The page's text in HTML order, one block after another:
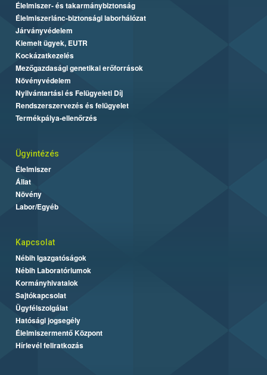
Élelmiszer- és takarmánybiztonság
Élelmiszerlánc-biztonsági laborhálózat
Járványvédelem
Kiemelt ügyek, EUTR
Kockázatkezelés
Mezőgazdasági genetikai erőforrások
Növényvédelem
Nyilvántartási és Felügyeleti Díj
Rendszerszervezés és felügyelet
Termékpálya-ellenőrzés
Ügyintézés
Élelmiszer
Állat
Növény
Labor/Egyéb
Kapcsolat
Nébih Igazgatóságok
Nébih Laboratóriumok
Kormányhivatalok
Sajtókapcsolat
Ügyfélszolgálat
Hatósági jogsegély
Élelmiszermentő Központ
Hírlevél feliratkozás